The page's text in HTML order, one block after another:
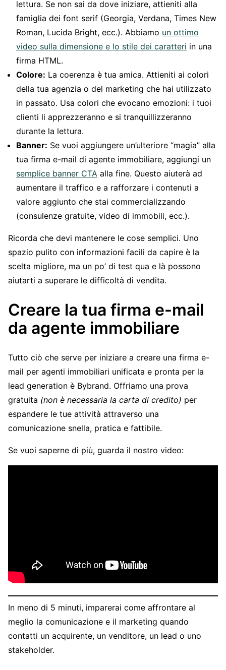
lettura. Se non sai da dove iniziare, attieniti alla
famiglia dei font serif (Georgia, Verdana, Times New
Roman, Lucida Bright, ecc.). Abbiamo un ottimo
video sulla dimensione e lo stile dei caratteri in una
firma HTML.
Colore: La coerenza è tua amica. Attieniti ai colori
della tua agenzia o del marketing che hai utilizzato
in passato. Usa colori che evocano emozioni: i tuoi
clienti li apprezzeranno e si tranquillizzeranno
durante la lettura.
Banner: Se vuoi aggiungere un’ulteriore “magia” alla
tua firma e-mail di agente immobiliare, aggiungi un
semplice banner CTA alla fine. Questo aiuterà ad
aumentare il traffico e a rafforzare i contenuti a
valore aggiunto che stai commercializzando
(consulenze gratuite, video di immobili, ecc.).
Ricorda che devi mantenere le cose semplici. Uno
spazio pulito con informazioni facili da capire è la
scelta migliore, ma un po’ di test qua e là possono
aiutarti a superare le difficoltà di vendita.
Creare la tua firma e-mail
da agente immobiliare
Tutto ciò che serve per iniziare a creare una firma e-
mail per agenti immobiliari unificata e pronta per la
lead generation è Bybrand. Offriamo una prova
gratuita (non è necessaria la carta di credito) per
espandere le tue attività attraverso una
comunicazione snella, pratica e fattibile.
Se vuoi saperne di più, guarda il nostro video:
In meno di 5 minuti, imparerai come affrontare al
meglio la comunicazione e il marketing quando
contatti un acquirente, un venditore, un lead o uno
stakeholder.